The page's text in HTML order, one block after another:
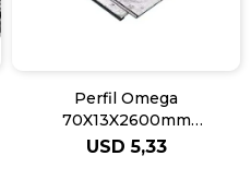
Perfil Omega
70X13X2600mm
(Cal24=0.50)
USD 5,33